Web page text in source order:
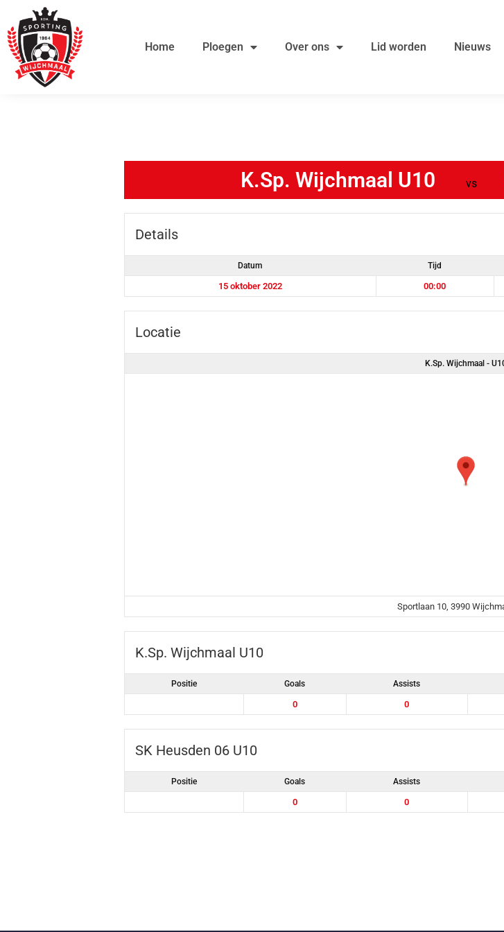
inhoud
naar
de
inhoud
Home Ploegen Over ons Lid worden Nieuws
K.Sp. Wijchmaal U10 vs
Details
Datum Tijd
15 oktober 2022 00:00
Locatie
K.Sp. Wijchmaal -
Sportlaan 10, 3990
K.Sp. Wijchmaal U10
Positie Goals Assists
0 0
SK Heusden 06 U10
Positie Goals Assists
0 0